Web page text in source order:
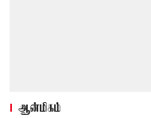
ஆன்மிகம்